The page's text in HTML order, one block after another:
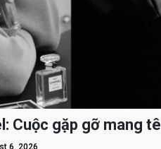
Cuộc gặp gỡ mang
6, 2026